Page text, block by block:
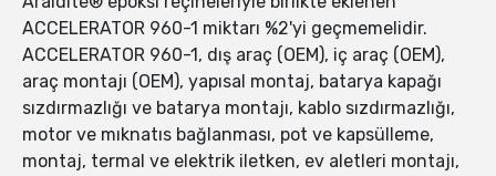
ACCELERATOR 960-1 miktarı %2'yi geçmemelidir.
ACCELERATOR 960-1, dış araç (OEM), iç araç (OEM),
araç montajı (OEM), yapısal montaj, batarya kapağı
sızdırmazlığı ve batarya montajı, kablo sızdırmazlığı,
motor ve mıknatıs bağlanması, pot ve kapsülleme,
montaj, termal ve elektrik iletken, ev aletleri montajı,